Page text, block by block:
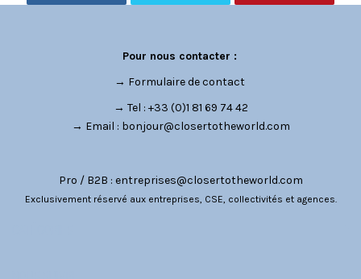
Pour nous contacter :
→ Formulaire de contact
→ Tel : +33 (0)1 81 69 74 42
→ Email : bonjour@closertotheworld.com
Pro / B2B : entreprises@closertotheworld.com
Exclusivement réservé aux entreprises, CSE, collectivités et agences.